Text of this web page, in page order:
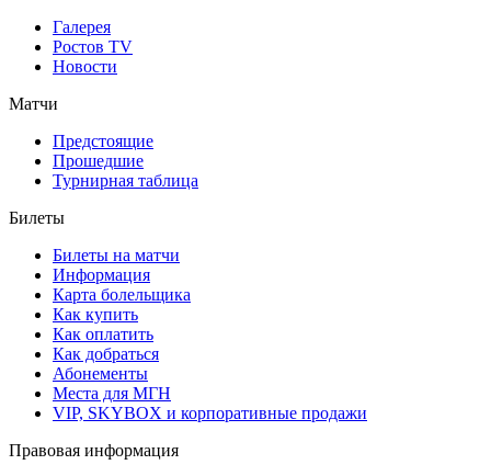
Галерея
Ростов TV
Новости
Матчи
Предстоящие
Прошедшие
Турнирная таблица
Билеты
Билеты на матчи
Информация
Карта болельщика
Как купить
Как оплатить
Как добраться
Абонементы
Места для МГН
VIP, SKYBOX и корпоративные продажи
Правовая информация